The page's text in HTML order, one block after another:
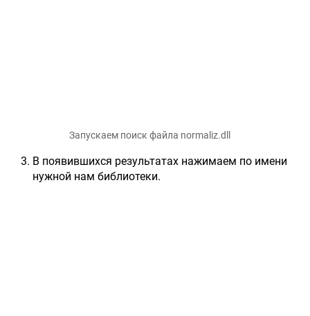
Запускаем поиск файла normaliz.dll
В появившихся результатах нажимаем по имени
нужной нам библиотеки.